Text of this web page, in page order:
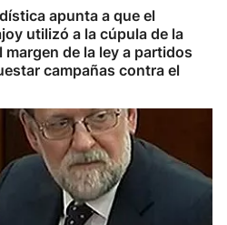
apunta a que el
utilizó a la cúpula de la
de la ley a partidos
campañas contra el